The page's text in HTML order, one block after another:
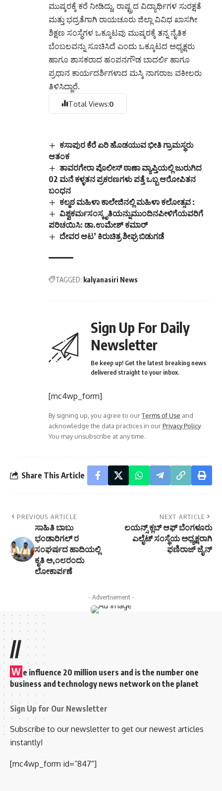
ಮುಷ್ಕರಕ್ಕೆ ಕರೆ ನೀಡಿದ್ದು, ರಾಷ್ಟ್ರದ ವಿದ್ಯಾರ್ಥಿಗಳ ಸುರಕ್ಷತೆ
ಮತ್ತು ಭದ್ರತೆಗಾಗಿ ರಾಯಚೂರು ಜಿಲ್ಲಾ ವಿವಿಧ ಖಾಸಗೀ
ಶಿಕ್ಷಣ ಸಂಸ್ಥೆಗಳ ಒಕ್ಕೂಟವು ಮುಷ್ಕರಕ್ಕೆ ತನ್ನ ನೈತಿಕ
ಬೆಂಬಲವನ್ನು ಸೂಚಿಸಿದೆ ಎಂದು ಒಕ್ಕೂಟದ ಅಧ್ಯಕ್ಷರು
ಹಾಗೂ ಶಾಸಕರಾದ ಹಂಪನಗೌಡ ಬಾದರ್ಲಿ ಹಾಗೂ
ಪ್ರಧಾನ ಕಾರ್ಯದರ್ಶಿಗಳಾದ ಮಸ್ಕಿ ನಾಗರಾಜ ವಕೀಲರು
ತಿಳಿಸಿದ್ದಾರೆ.
Total Views:0
ಕಸಾಪುರ ಕೆರೆ ಏರಿ ಹೊಡಯುವ ಭೀತಿ ಗ್ರಾಮಸ್ಥರು
ಆತಂಕ
ತಾವರಗೇರಾ ಪೊಲೀಸ್ ಠಾಣಾ ವ್ಯಾಪ್ತಿಯಲ್ಲಿ ಜುರುಗಿದ
02 ಮನೆ ಕಳ್ಳತನ ಪ್ರಕರಣಗಳು ಪತ್ತೆ ಒಬ್ಬ ಆರೋಪಿತನ
ಬಂಧನ
ಕಲ್ಮಠ ಮಹಿಳಾ ಕಾಲೇಜಿನಲ್ಲಿ ಮಹಿಳಾ ಕಲೋತ್ಸವ :
ವಿಶ್ವಕರ್ಮಸಂಸ್ಕೃತಿಯನ್ನುಮುಂದಿನಪೀಳಿಗೆಯವರಿಗೆ
ಪರಿಚಯಿಸಿ: ಡಾ.ಉಮೇಶ್ ಕಮಾರ್
ದೇವರ ಆಟ’ ಕಿರುಚಿತ್ರ ಶೀಘ್ರ ಬಿಡುಗಡೆ
TAGGED: kalyanasiri News
Sign Up For Daily
Newsletter
Be keep up! Get the latest breaking news
delivered straight to your inbox.
[mc4wp_form]
By signing up, you agree to ourTerms of Use and
acknowledge the data practices in ourPrivacy Policy.
You may unsubscribe at any time.
Share This Article
PREVIOUS ARTICLE
ಸಾಹಿತಿ ಬಾಬು
ಭಂಡಾರಿಗಲ್ ರ
ಸಂಘರ್ಷದ ಹಾದಿಯಲ್ಲಿ
ಕೃತಿ ಅ,೧೮ರಂದು
ಲೋಕಾರ್ಪಣೆ
NEXT ARTICLE
ಲಯನ್ಸ್ ಕ್ಲಬ್ ಆಫ್ ಬೆಂಗಳೂರು
ಎಲೈಟ್ ಸಂಸ್ಥೆಯ ಅಧ್ಯಕ್ಷರಾಗಿ
ಫಣಿರಾಜ್ ಜೈನ್
- Advertisement -
//
W e influence 20 million users and is the number one
business and technology news network on the planet
Sign Up for Our Newsletter
Subscribe to our newsletter to get our newest articles
instantly!
[mc4wp_form id=”847″]